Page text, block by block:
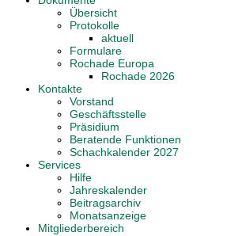
Übersicht
Protokolle
aktuell
Formulare
Rochade Europa
Rochade 2026
Kontakte
Vorstand
Geschäftsstelle
Präsidium
Beratende Funktionen
Schachkalender 2027
Services
Hilfe
Jahreskalender
Beitragsarchiv
Monatsanzeige
Mitgliederbereich